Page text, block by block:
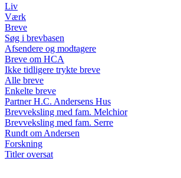
Liv
Værk
Breve
Søg i brevbasen
Afsendere og modtagere
Breve om HCA
Ikke tidligere trykte breve
Alle breve
Enkelte breve
Partner H.C. Andersens Hus
Brevveksling med fam. Melchior
Brevveksling med fam. Serre
Rundt om Andersen
Forskning
Titler oversat